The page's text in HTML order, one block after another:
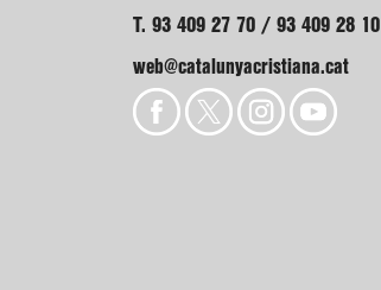
T. 93 409 27 70 / 93 409 28 10
web@catalunyacristiana.cat